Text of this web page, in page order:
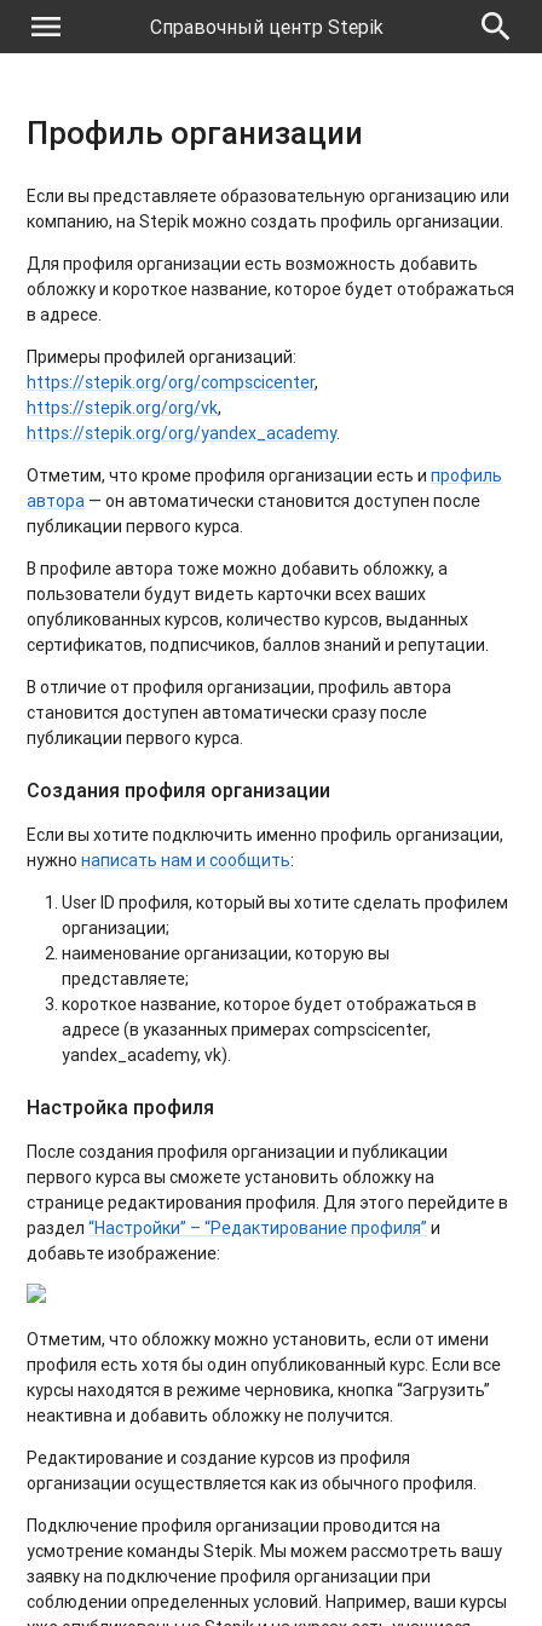
menu Справочный центр Stepik search
Профиль организации
Если вы представляете образовательную организацию или
компанию, на Stepik можно создать профиль организации.
Для профиля организации есть возможность добавить
обложку и короткое название, которое будет отображаться
в адресе.
Примеры профилей организаций:
https://stepik.org/org/compscicenter,
https://stepik.org/org/vk,
https://stepik.org/org/yandex_academy.
Отметим, что кроме профиля организации есть ипрофиль
автора — он автоматически становится доступен после
публикации первого курса.
В профиле автора тоже можно добавить обложку, а
пользователи будут видеть карточки всех ваших
опубликованных курсов, количество курсов, выданных
сертификатов, подписчиков, баллов знаний и репутации.
В отличие от профиля организации, профиль автора
становится доступен автоматически сразу после
публикации первого курса.
Создания профиля организации
Если вы хотите подключить именно профиль организации,
нужнонаписать нам и сообщить:
User ID профиля, который вы хотите сделать профилем
организации;
наименование организации, которую вы
представляете;
короткое название, которое будет отображаться в
адресе (в указанных примерах compscicenter,
yandex_academy, vk).
Настройка профиля
После создания профиля организации и публикации
первого курса вы сможете установить обложку на
странице редактирования профиля. Для этого перейдите в
раздел“Настройки” – “Редактирование профиля” и
добавьте изображение:
Отметим, что обложку можно установить, если от имени
профиля есть хотя бы один опубликованный курс. Если все
курсы находятся в режиме черновика, кнопка “Загрузить”
неактивна и добавить обложку не получится.
Редактирование и создание курсов из профиля
организации осуществляется как из обычного профиля.
Подключение профиля организации проводится на
усмотрение команды Stepik. Мы можем рассмотреть вашу
заявку на подключение профиля организации при
соблюдении определенных условий. Например, ваши курсы